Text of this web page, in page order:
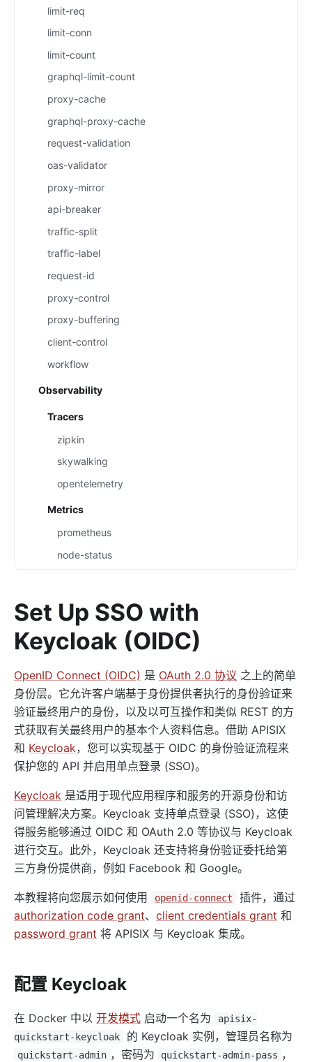
limit-req
limit-conn
limit-count
graphql-limit-count
proxy-cache
graphql-proxy-cache
request-validation
oas-validator
proxy-mirror
api-breaker
traffic-split
traffic-label
request-id
proxy-control
proxy-buffering
client-control
workflow
Observability
Tracers
zipkin
skywalking
opentelemetry
Metrics
prometheus
node-status
Loggers
http-logger
skywalking-logger
tcp-logger
kafka-logger
rocketmq-logger
udp-logger
clickhouse-logger
log-rotate
error-log-logger
sls-logger
google-cloud-logging
splunk-hec-logging
file-logger
loggly
tencent-cloud-cls
Lago Billing (lago)
Serverless
Set Up SSO with
Keycloak (OIDC)
OpenID Connect (OIDC) 是 OAuth 2.0 协议 之上的简单
身份层。它允许客户端基于身份提供者执行的身份验证来
验证最终用户的身份，以及以可互操作和类似 REST 的方
式获取有关最终​​用户的基本个人资料信息。借助 APISIX
和 Keycloak，您可以实现基于 OIDC 的身份验证流程来
保护您的 API 并启用单点登录 (SSO)。
Keycloak 是适用于现代应用程序和服务的开源身份和访
问管理解决方案。Keycloak 支持单点登录 (SSO)，这使
得服务能够通过 OIDC 和 OAuth 2.0 等协议与 Keycloak
进行交互。此外，Keycloak 还支持将身份验证委托给第
三方身份提供商，例如 Facebook 和 Google。
本教程将向您展示如何使用 openid-connect
插件，通过
authorization code grant、 client credentials grant 和
password grant 将 APISIX 与 Keycloak 集成。
配置 Keycloak
在 Docker 中以 开发模式 启动一个名为
apisix-
quickstart-keycloak
的 Keycloak 实例，管理员名称为
quickstart-admin ，密码为 quickstart-admin-pass ，